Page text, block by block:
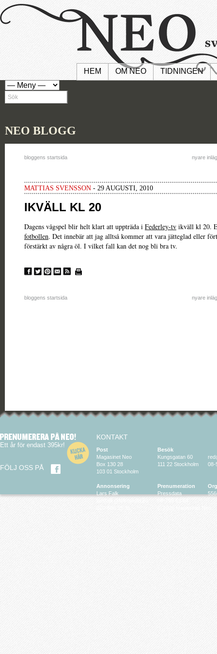
HEM OM NEO TIDNINGEN
NEO BLOGG
bloggens startsida nyare
MATTIAS SVENSSON - 29 AUGUSTI, 2010
IKVÄLL KL 20
Dagens vågspel blir helt klart att uppträda i Federley-tv ikväll kl 20.
fotbollen. Det innebär att jag alltså kommer att vara jätteglad eller
förstärkt av några öl. I vilket fall kan det nog bli bra tv.
bloggens startsida nyare
Ett år för endast 395kr!
FÖLJ OSS PÅ
KONTAKT
Post
Magasinet Neo
Box 130 28
103 01 Stockholm
Annonsering
Lars Falk
Besök
Kungsgatan 60
111 22 Stockholm
Prenumeration
Pressdata
08-